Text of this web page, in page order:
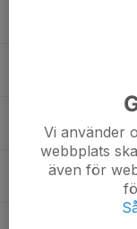
20:00
17:00
Vasa
Vi använder
webbplats
även för